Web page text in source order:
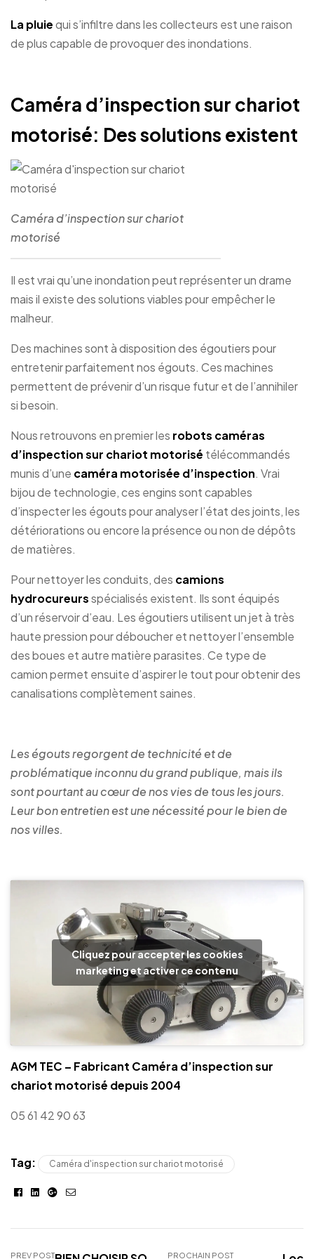
La pluiequi s’infiltre dans les collecteurs est une raison
de plus capable de provoquer des inondations.
Caméra d’inspection sur chariot
motorisé: Des solutions existent
Caméra d’inspection sur chariot
motorisé
Il est vrai qu’une inondation peut représenter un drame
mais il existe des solutions viables pour empêcher le
malheur.
Des machines sont à disposition des égoutiers pour
entretenir parfaitement nos égouts. Ces machines
permettent de prévenir d’un risque futur et de l’annihiler
si besoin.
Nous retrouvons en premier les robots caméras
d’inspection sur chariot motorisé télécommandés
munis d’une caméra motorisée d’inspection. Vrai
bijou de technologie, ces engins sont capables
d’inspecter les égouts pour analyser l’état des joints, les
détériorations ou encore la présence ou non de dépôts
de matières.
Pour nettoyer les conduits, des camions
hydrocureursspécialisés existent. Ils sont équipés
d’un réservoir d’eau. Les égoutiers utilisent un jet à très
haute pression pour déboucher et nettoyer l’ensemble
des boues et autre matière parasites. Ce type de
camion permet ensuite d’aspirer le tout pour obtenir des
canalisations complètement saines.
Les égouts regorgent de technicité et de
problématique inconnu du grand publique, mais ils
sont pourtant au cœur de nos vies de tous les jours.
Leur bon entretien est une nécessité pour le bien de
nos villes.
Cliquez pour accepter les cookies
marketing et activer ce contenu
AGM TEC – Fabricant Caméra d’inspection sur
chariot motorisé depuis 2004
05 61 42 90 63
Tag: Caméra d'inspection sur chariot motorisé
Facebook
LinkedinGoogle+
E-
PREV POST PROCHAIN POST